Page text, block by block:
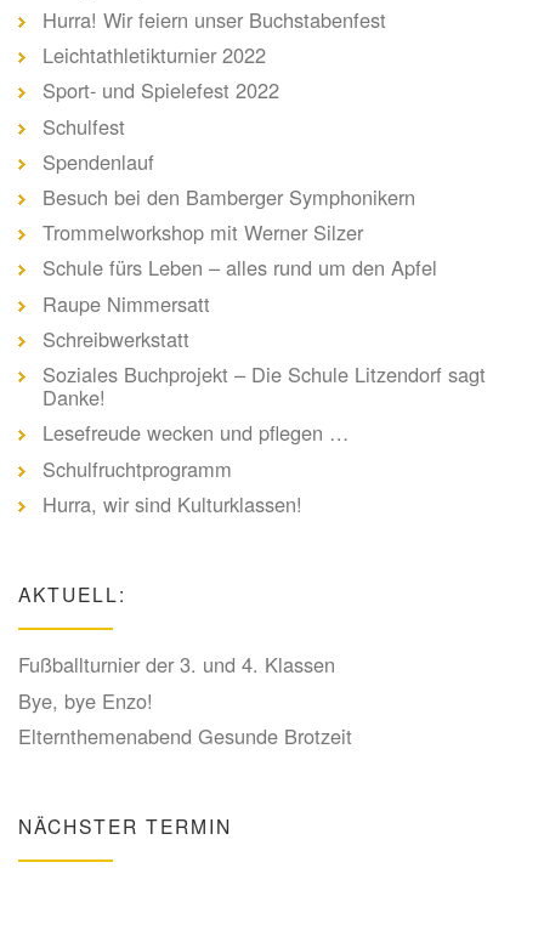
Hurra! Wir feiern unser Buchstabenfest
Leichtathletikturnier 2022
Sport- und Spielefest 2022
Schulfest
Spendenlauf
Besuch bei den Bamberger Symphonikern
Trommelworkshop mit Werner Silzer
Schule fürs Leben – alles rund um den Apfel
Raupe Nimmersatt
Schreibwerkstatt
Soziales Buchprojekt – Die Schule Litzendorf sagt
Danke!
Lesefreude wecken und pflegen …
Schulfruchtprogramm
Hurra, wir sind Kulturklassen!
AKTUELL:
Fußballturnier der 3. und 4. Klassen
Bye, bye Enzo!
Elternthemenabend Gesunde Brotzeit
NÄCHSTER TERMIN